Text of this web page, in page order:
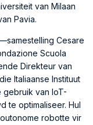
van Milaan
Pavia.
Cesare
Scuola
Direkteur van
Italiaanse Instituut
van IoT-
te optimaliseer. Hul
robotte vir